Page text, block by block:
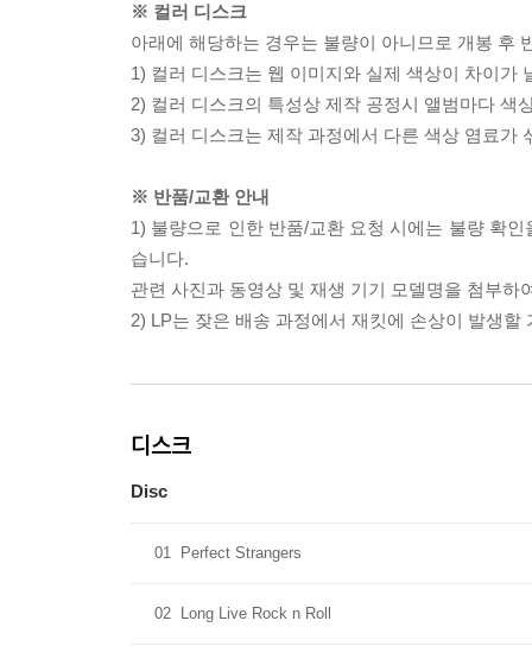
※ 컬러 디스크
아래에 해당하는 경우는 불량이 아니므로 개봉 후
1) 컬러 디스크는 웹 이미지와 실제 색상이 차이가
2) 컬러 디스크의 특성상 제작 공정시 앨범마다 색
3) 컬러 디스크는 제작 과정에서 다른 색상 염료가
※ 반품/교환 안내
1) 불량으로 인한 반품/교환 요청 시에는 불량 확
습니다.
관련 사진과 동영상 및 재생 기기 모델명을 첨부하
2) LP는 잦은 배송 과정에서 재킷에 손상이 발생
디스크
Disc
01 Perfect Strangers
02 Long Live Rock n Roll